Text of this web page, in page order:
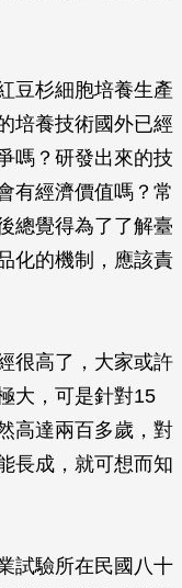
豆杉細胞培養生產
培養技術國外已經
嗎？研發出來的技
有經濟價值嗎？常
總覺得為了了解臺
化的機制，應該責
很高了，大家或許
大，可是針對15
高達兩百多歲，對
長成，就可想而知
試驗所在民國八十